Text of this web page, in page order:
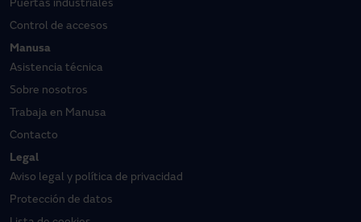
Puertas industriales
Control de accesos
Manusa
Asistencia técnica
Sobre nosotros
Trabaja en Manusa
Contacto
Legal
Aviso legal y política de privacidad
Protección de datos